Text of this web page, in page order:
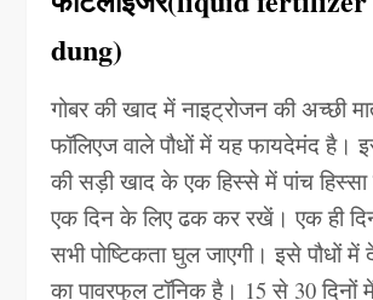
dung)
गोबर की खाद में नाइट्रोजन की अच्छी
फॉलिएज वाले पौधों में यह फायदेमंद है।
की सड़ी खाद के एक हिस्से में पांच हिस्सा
एक दिन के लिए ढक कर रखें। एक ही
सभी पोष्टिकता घुल जाएगी। इसे पौधों में
का पावरफुल टॉनिक है। 15 से 30 दिनों